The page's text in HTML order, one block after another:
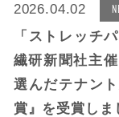
2026.04.02
「ストレッチ
繊研新聞社主
選んだテナン
賞』を受賞しま